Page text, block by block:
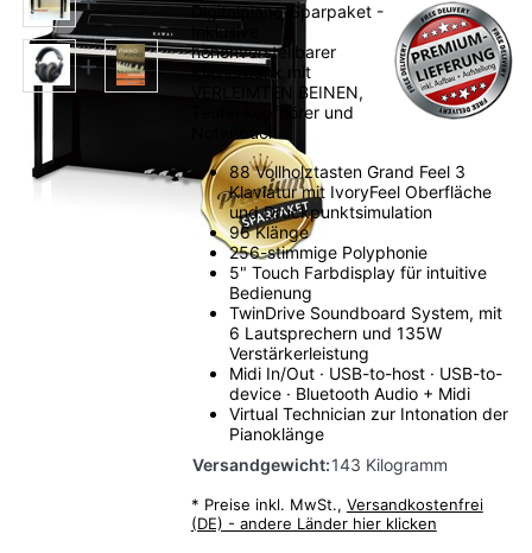
Digitalpiano-Sparpaket -
Inklusive
höhenverstellbarer
Klavierbank mit
VERLEIMTEN BEINEN,
Teufel Kopfhörer und
Notenbuch.
88 Vollholztasten Grand Feel 3
Klaviatur mit IvoryFeel Oberfläche
und Druckpunktsimulation
96 Klänge
256-stimmige Polyphonie
5" Touch Farbdisplay für intuitive
Bedienung
TwinDrive Soundboard System, mit
6 Lautsprechern und 135W
Verstärkerleistung
Midi In/Out · USB-to-host · USB-to-
device · Bluetooth Audio + Midi
Virtual Technician zur Intonation der
Pianoklänge
Versandgewicht:143 Kilogramm
* Preise inkl. MwSt., Versandkostenfrei
(DE) - andere Länder hier klicken